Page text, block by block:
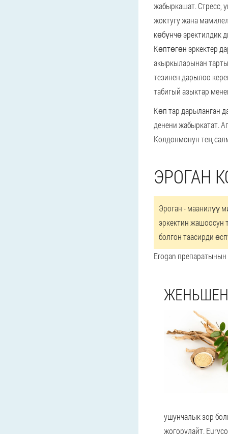
жабыркашат. Стресс,
жоктугу жана
көбүнчө эректилдик
Көптөгөн эркектер
акыркыларынан
тезинен дарылоо
табигый азыктар
Көп тар дарыланган
денени жабыркатат.
Колдонмонун тең
ЭРОГАН
Эроган - маанилүү
эркектин жашоосун
болгон таасирди
Erogan
ушунчалык зор
жогорулайт.